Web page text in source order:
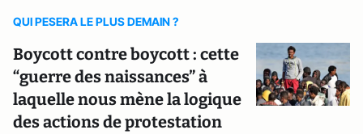
QUI PESERA LE PLUS DEMAIN ?
Boycott contre boycott : cette
“guerre des naissances” à
laquelle nous mène la logique
des actions de protestation